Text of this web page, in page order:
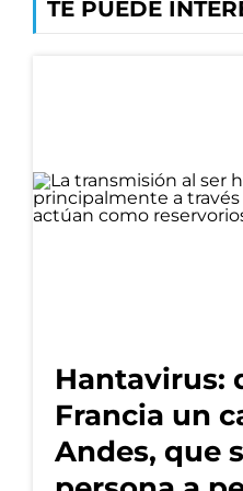
TE PUEDE
Hantavirus:
Francia un
Andes, que